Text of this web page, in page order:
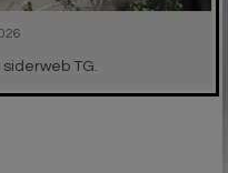
TG.